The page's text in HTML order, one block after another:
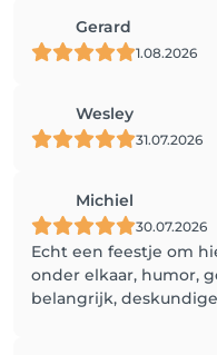
Gerard
1.08.2026
Wesley
31.07.2026
Michiel
30.07.2026
Echt een feestje om
onder elkaar, humor,
belangrijk,